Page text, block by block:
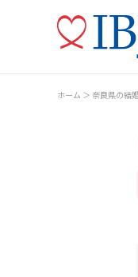
ホーム 奈良県の結